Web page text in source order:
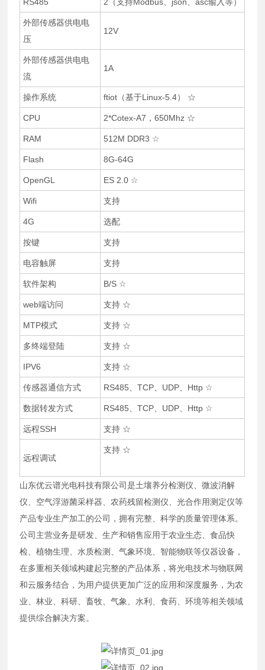
RS485 2（支持Modbus、json、asc输入等）
外部传感器供电电
压
12V
外部传感器供电电
流
1A
操作系统 ftiot（基于Linux-5.4） ☆
CPU 2*Cotex-A7，650Mhz ☆
RAM 512M DDR3 ☆
Flash 8G-64G
OpenGL ES 2.0 ☆
Wifi 支持
4G 选配
按键 支持
电容触屏 支持
软件架构 B/S ☆
web端访问 支持 ☆
MTP模式 支持 ☆
多终端登陆 支持 ☆
IPV6 支持 ☆
传感器通信方式 RS485、TCP、UDP、Http ☆
数据转发方式 RS485、TCP、UDP、Http ☆
远程SSH 支持 ☆
远程调试
支持 ☆
山东优云谱光电科技有限公司是土壤养分检测仪、微波消解
仪、空气浮游菌采样器、农药残留检测仪、光合作用测定仪等
产品专业生产加工的公司，拥有完整、科学的质量管理体系。
公司主营业务是研发、生产和销售应用于农业生态、食品快
检、植物生理、水质检测、气象环境、智能物联等仪器设备，
在多重相关领域构建起完整的产品体系，将光电技术与物联网
和云服务结合，为用户提供更加广泛的应用和深度服务，为农
业、林业、科研、畜牧、气象、水利、食药、环境等相关领域
提供综合解决方案。